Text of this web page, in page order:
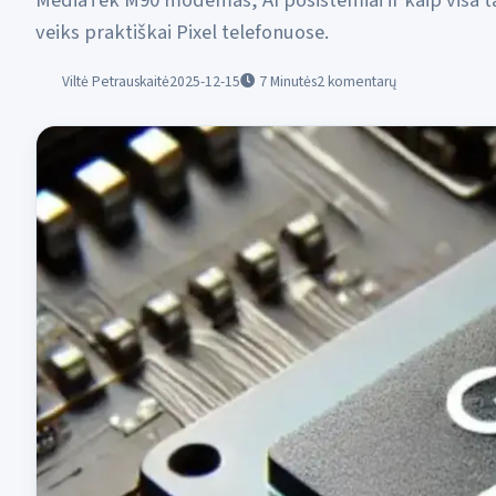
veiks praktiškai Pixel telefonuose.
Viltė Petrauskaitė2025-12-15 7Minutės2 komentarų